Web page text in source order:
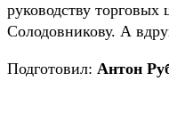
руководству
Солодовникову. А
Подготовил: Антон